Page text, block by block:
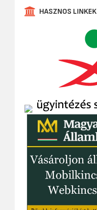
HASZNOS LINKEK